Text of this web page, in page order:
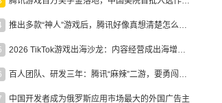
推出多款“神人”游戏后，腾讯好像真想清楚怎么做二次元了
2026 TikTok游戏出海沙龙：内容经营成出海增长新引擎
百人团队、研发三年：腾讯“麻辣”二游，要勇闯男性恋爱市场
中国开发者成为俄罗斯应用市场最大的外国广告主